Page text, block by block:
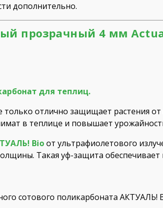
дополнительно.
прозрачный 4 мм
для теплиц.
только отлично защищает растения от
в теплице и повышает
Bioот ультрафиолетового
Такая уф-защита обеспечивает
сотового поликарбоната АКТУАЛЬ!